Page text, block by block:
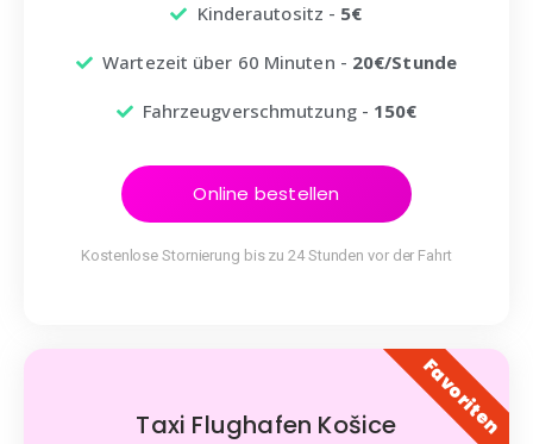
Kinderautositz - 5€
Wartezeit über 60 Minuten - 20€/Stunde
Fahrzeugverschmutzung - 150€
Online bestellen
Kostenlose Stornierung bis zu 24 Stunden vor der Fahrt
Taxi Flughafen Košice Favoriten